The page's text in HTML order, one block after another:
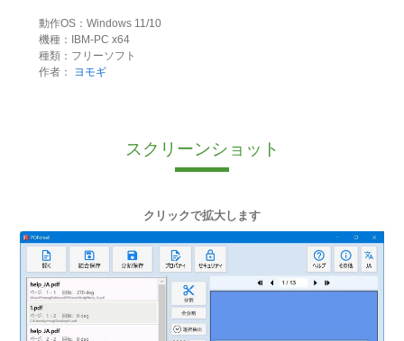
動作OS：Windows 11/10
機種：IBM-PC x64
種類：フリーソフト
作者：
ヨモギ
スクリーンショット
クリックで拡大します